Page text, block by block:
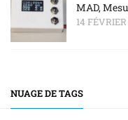
MAD,
14
NUAGE DE TAGS